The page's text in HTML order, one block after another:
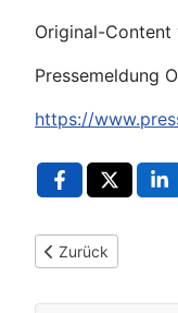
Original-
Pressemeldung
https://
Vorheriger
Zurück